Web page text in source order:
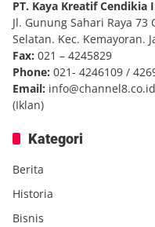
PT. Kaya Kreatif Cendikia
Jl. Gunung Sahari Raya 73
Selatan. Kec. Kemayoran.
Fax: 021 – 4245829
Phone: 021- 4246109 /
Email: info@channel8.co.id
(Iklan)
Kategori
Berita
Historia
Bisnis